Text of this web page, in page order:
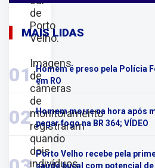
de
Porto
Velho.
Imagens
de
câmeras
de
monitoramento
registraram
quando
dois
indivíduos
MAIS LIDAS
01
Homem é preso pela Polícia
em RO
02 Homem morre na hora após
pegar fogo na BR 364; VÍDEO
Porto Velho recebe pela
saúde bucal com potencial